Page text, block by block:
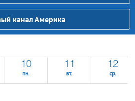
канал Америка
10
пн.
11
вт.
12
ср.